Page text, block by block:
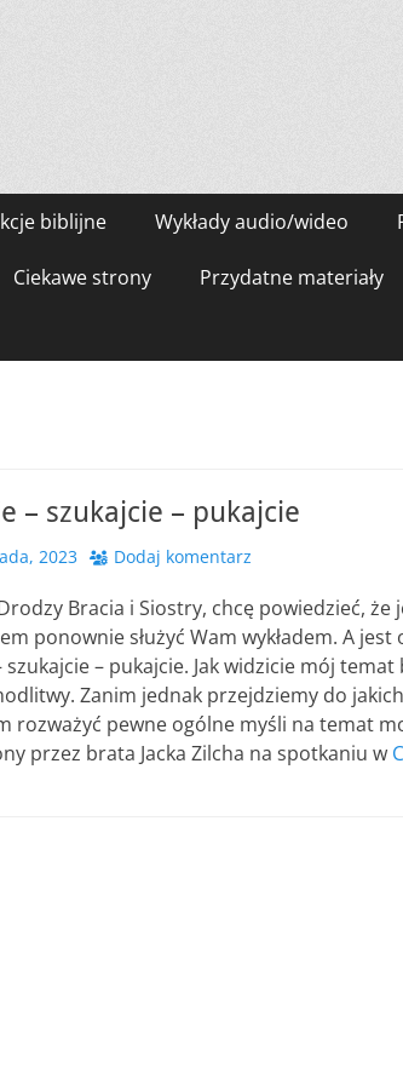
biblijne Wykłady audio/wideo
Ciekawe strony Przydatne materiały
– szukajcie – pukajcie
2023 Dodaj komentarz
Bracia i Siostry, chcę powiedzieć, że
ponownie służyć Wam wykładem. A jest
szukajcie – pukajcie. Jak widzicie mój temat
Zanim jednak przejdziemy do
rozważyć pewne ogólne myśli na temat
przez brata Jacka Zilcha na spotkaniu w